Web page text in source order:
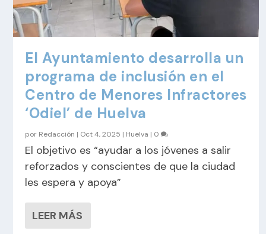
El Ayuntamiento desarrolla un
programa de inclusión en el
Centro de Menores Infractores
‘Odiel’ de Huelva
por Redacción | Oct 4, 2025 | Huelva | 0
El objetivo es “ayudar a los jóvenes a salir
reforzados y conscientes de que la ciudad
les espera y apoya”
LEER MÁS